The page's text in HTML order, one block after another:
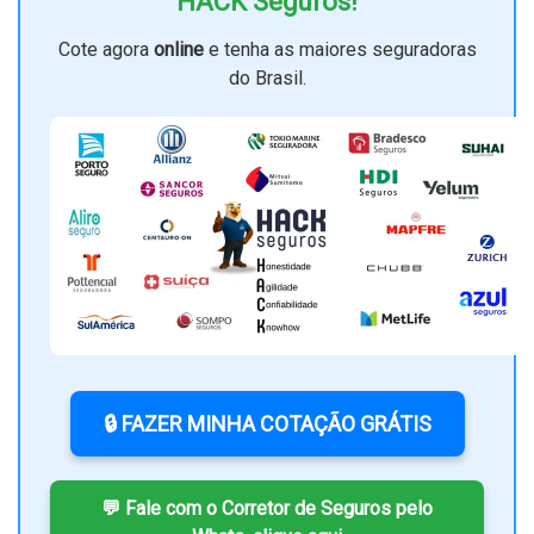
Cote agora onlinee tenha as maiores seguradoras
do Brasil.
🔒 FAZER MINHA COTAÇÃO GRÁTIS
💬 Fale com o Corretor de Seguros pelo